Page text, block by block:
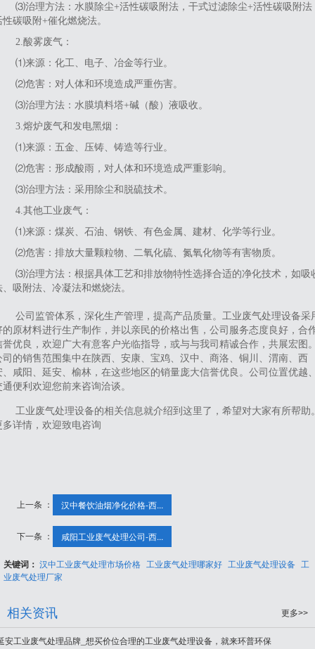
⑶治理方法：水膜除尘+活性碳吸附法，干式过滤除尘+活性碳吸附法
性碳吸附+催化燃烧法。
2‌.酸雾废气‌：
⑴来源：化工、电子、冶金等行业。
⑵危害：对人体和环境造成严重伤害。
⑶治理方法：水膜填料塔+碱（酸）液吸收。
‌3.熔炉废气和发电黑烟‌：
⑴来源：五金、压铸、铸造等行业。
⑵危害：形成酸雨，对人体和环境造成严重影响。
⑶治理方法：采用除尘和脱硫技术。
4‌.其他工业废气‌：
⑴来源：煤炭、石油、钢铁、有色金属、建材、化学等行业。
⑵危害：排放大量颗粒物、二氧化硫、氮氧化物等有害物质。
⑶治理方法：根据具体工艺和排放物特性选择合适的净化技术，如吸
、吸附法、冷凝法和燃烧法。
公司监管体系，深化生产管理，提高产品质量。工业废气处理设备采
的原材料进行生产制作，并以亲民的价格出售，公司服务态度良好，合
誉优良，欢迎广大有意客户光临指导，或与与我司精诚合作，共展宏图
司的销售范围集中在陕西、安康、宝鸡、汉中、商洛、铜川、渭南、西
、咸阳、延安、榆林，在这些地区的销量庞大信誉优良。公司位置优越
通便利欢迎您前来咨询洽谈。
工业废气处理设备的相关信息就介绍到这里了，希望对大家有所帮助
多详情，欢迎致电咨询
上一条 ： 汉中餐饮油烟净化价格-西...
下一条 ： 咸阳工业废气处理公司-西...
关键词： 汉中工业废气处理市场价格 工业废气处理哪家好 工业废气处理设备 工
业废气处理厂家
相关资讯 更多>>
安工业废气处理品牌_想买价位合理的工业废气处理设备，就来环普环保